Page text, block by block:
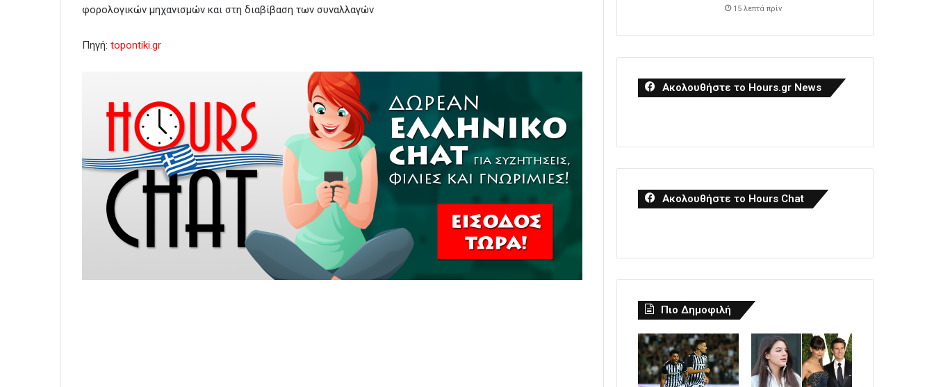
φορολογικών μηχανισμών και στη διαβίβαση των συναλλαγών
Πηγή: topontiki.gr
15 λεπτά πρίν
Ακολουθήστε το Hours.gr News
Ακολουθήστε το Hours Chat
Πιο Δημοφιλή